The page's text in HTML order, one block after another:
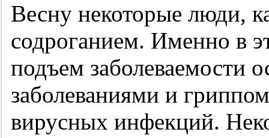
Весну некоторые люди,
содроганием. Именно в
подъем заболеваемости
заболеваниями и
вирусных инфекций.